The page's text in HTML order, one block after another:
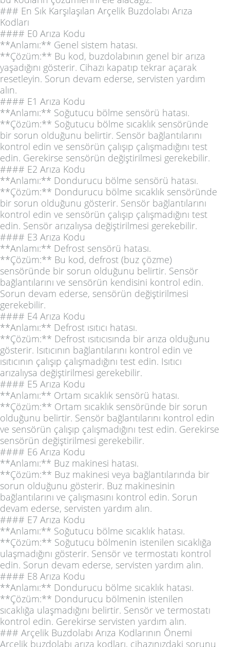
### En Sık Karşılaşılan Arçelik Buzdolabı Arıza
Kodları
#### E0 Arıza Kodu
**Anlamı:** Genel sistem hatası.
**Çözüm:** Bu kod, buzdolabının genel bir arıza
yaşadığını gösterir. Cihazı kapatıp tekrar açarak
resetleyin. Sorun devam ederse, servisten yardım
alın.
#### E1 Arıza Kodu
**Anlamı:** Soğutucu bölme sensörü hatası.
**Çözüm:** Soğutucu bölme sıcaklık sensöründe
bir sorun olduğunu belirtir. Sensör bağlantılarını
kontrol edin ve sensörün çalışıp çalışmadığını test
edin. Gerekirse sensörün değiştirilmesi gerekebilir.
#### E2 Arıza Kodu
**Anlamı:** Dondurucu bölme sensörü hatası.
**Çözüm:** Dondurucu bölme sıcaklık sensöründe
bir sorun olduğunu gösterir. Sensör bağlantılarını
kontrol edin ve sensörün çalışıp çalışmadığını test
edin. Sensör arızalıysa değiştirilmesi gerekebilir.
#### E3 Arıza Kodu
**Anlamı:** Defrost sensörü hatası.
**Çözüm:** Bu kod, defrost (buz çözme)
sensöründe bir sorun olduğunu belirtir. Sensör
bağlantılarını ve sensörün kendisini kontrol edin.
Sorun devam ederse, sensörün değiştirilmesi
gerekebilir.
#### E4 Arıza Kodu
**Anlamı:** Defrost ısıtıcı hatası.
**Çözüm:** Defrost ısıtıcısında bir arıza olduğunu
gösterir. Isıtıcının bağlantılarını kontrol edin ve
ısıtıcının çalışıp çalışmadığını test edin. Isıtıcı
arızalıysa değiştirilmesi gerekebilir.
#### E5 Arıza Kodu
**Anlamı:** Ortam sıcaklık sensörü hatası.
**Çözüm:** Ortam sıcaklık sensöründe bir sorun
olduğunu belirtir. Sensör bağlantılarını kontrol edin
ve sensörün çalışıp çalışmadığını test edin. Gerekirse
sensörün değiştirilmesi gerekebilir.
#### E6 Arıza Kodu
**Anlamı:** Buz makinesi hatası.
**Çözüm:** Buz makinesi veya bağlantılarında bir
sorun olduğunu gösterir. Buz makinesinin
bağlantılarını ve çalışmasını kontrol edin. Sorun
devam ederse, servisten yardım alın.
#### E7 Arıza Kodu
**Anlamı:** Soğutucu bölme sıcaklık hatası.
**Çözüm:** Soğutucu bölmenin istenilen sıcaklığa
ulaşmadığını gösterir. Sensör ve termostatı kontrol
edin. Sorun devam ederse, servisten yardım alın.
#### E8 Arıza Kodu
**Anlamı:** Dondurucu bölme sıcaklık hatası.
**Çözüm:** Dondurucu bölmenin istenilen
sıcaklığa ulaşmadığını belirtir. Sensör ve termostatı
kontrol edin. Gerekirse servisten yardım alın.
### Arçelik Buzdolabı Arıza Kodlarının Önemi
Arçelik buzdolabı arıza kodları, cihazınızdaki sorunu